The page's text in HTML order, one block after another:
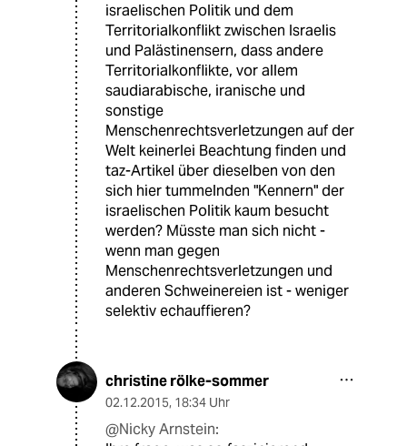
israelischen Politik und dem
Territorialkonflikt zwischen Israelis
und Palästinensern, dass andere
Territorialkonflikte, vor allem
saudiarabische, iranische und
sonstige
Menschenrechtsverletzungen auf der
Welt keinerlei Beachtung finden und
taz-Artikel über dieselben von den
sich hier tummelnden "Kennern" der
israelischen Politik kaum besucht
werden? Müsste man sich nicht -
wenn man gegen
Menschenrechtsverletzungen und
anderen Schweinereien ist - weniger
selektiv echauffieren?
christine rölke-sommer
02.12.2015, 18:34 Uhr
@Nicky Arnstein: